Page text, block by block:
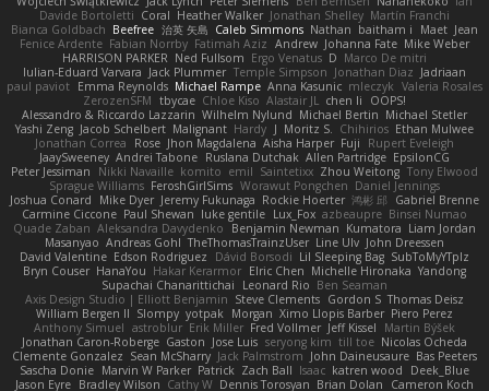
Davide Bortoletti Coral Heather Walker Jonathan Shelley Martín Franchi
Bianca Goldbach Beefree 治英 矢島 Caleb Simmons Nathan baitham i Maet Jean
Fenice Ardente Fabian Norrby Fatimah Aziz Andrew Johanna Fate Mike Weber
HARRISON PARKER Ned Fullsom Ergo Venatus D Marco De mitri
Iulian-Eduard Varvara Jack Plummer Temple Simpson Jonathan Diaz Jadriaan
paul paviot Emma Reynolds Michael Rampe Anna Kasunic mleczyk Valeria Rosales
ZerozenSFM tbycae Chloe Kiso Alastair JL chen li
OOPS!
Alessandro & Riccardo Lazzarin Wilhelm Nylund Michael Bertin Michael Stetler
Yashi Zeng Jacob Schelbert Malignant Hardy J Moritz S. Chihirios Ethan Mulwee
Jonathan Correa
Rose Jhon Magdalena Aisha Harper Fuji
Rupert Eveleigh
JaaySweeney Andrei Tabone Ruslana Dutchak Allen Partridge EpsilonCG
Peter Jessiman
Nikki Navaille komito emil Saintetixx Zhou Weitong Tony Elwood
Sprague Williams FeroshGirlSims Worawut Pongchen Daniel Jennings
Joshua Conard
Mike Dyer Jeremy Fukunaga Rockie Hoerter 鸿彬 邱 Gabriel Brenne
Carmine Ciccone Paul Shewan luke gentile Lux_Fox azbeaupre Binsei Numao
Quade Zaban Aleksandra Davydenko Benjamin Newman Kumatora Liam Jordan
Masanyao Andreas Gohl TheThomasTrainzUser Line Ulv John Dreessen
David Valentine Edson Rodriguez Dávid Borsodi Lil Sleeping Bag SubToMyYTplz
Bryn Couser HanaYou Hakar Kerarmor Elric Chen Michelle Hironaka Yandong
Supachai Chanarittichai
Leonard Rio Ben Seaman
Axis Design Studio | Elliott Benjamin Steve Clements Gordon S Thomas Deisz
William Bergen II Slompy yotpak Morgan Ximo Llopis Barber Piero Perez
Anthony Simuel astroblur Erik Miller Fred Vollmer Jeff Kissel
Martin Býšek
Jonathan Caron-Roberge Gaston Jose Luis seryong kim till toe Nicolas Ocheda
Clemente Gonzalez Sean McSharry Jack Palmstrom John Daineusaure Bas Peeters
Sascha Donie Marvin W Parker Patrick Zach Ball Isaac katren wood
Deek_Blue
Jason Eyre Bradley Wilson Cathy W Dennis Torosyan Brian Dolan
Cameron Koch